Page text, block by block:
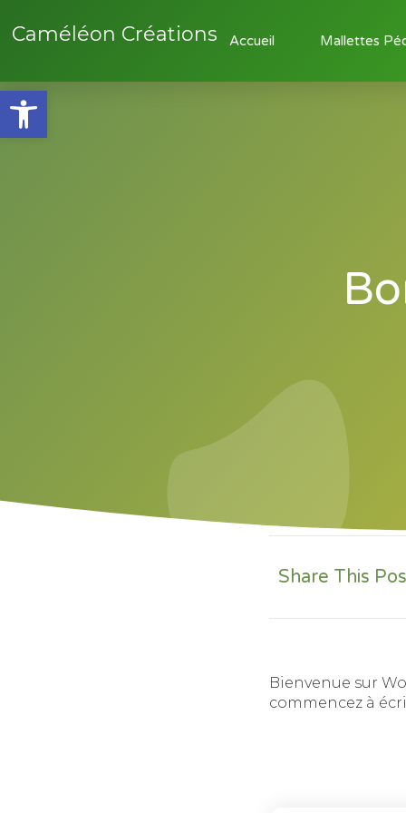
Ouvrir la barre d’outils
Caméléon Créations Accueil Mallettes
Share This
Bienvenue sur
commencez à